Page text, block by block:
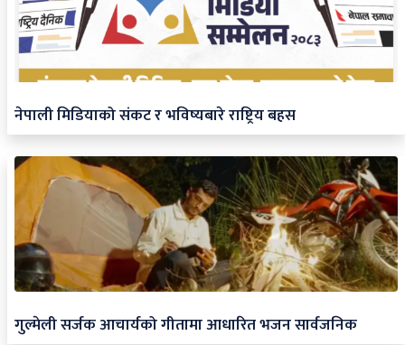
नेपाली मिडियाको संकट र भविष्यबारे राष्ट्रिय बहस
गुल्मेली सर्जक आचार्यको गीतामा आधारित भजन सार्वजनिक